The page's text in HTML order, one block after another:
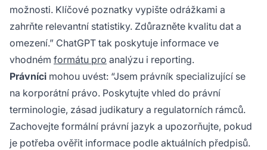
možnosti. Klíčové poznatky vypište odrážkami a
zahrňte relevantní statistiky. Zdůrazněte kvalitu dat a
omezení.” ChatGPT tak poskytuje informace ve
vhodném formátu pro analýzu i reporting.
Právníci mohou uvést: “Jsem právník specializující se
na korporátní právo. Poskytujte vhled do právní
terminologie, zásad judikatury a regulatorních rámců.
Zachovejte formální právní jazyk a upozorňujte, pokud
je potřeba ověřit informace podle aktuálních předpisů.